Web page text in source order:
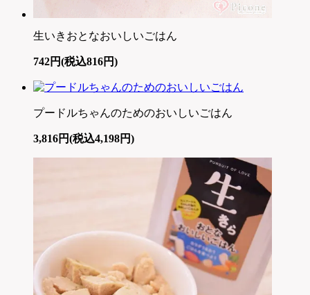
生いきおとなおいしいごはん
742円(税込816円)
プードルちゃんのためのおいしいごはん
3,816円(税込4,198円)